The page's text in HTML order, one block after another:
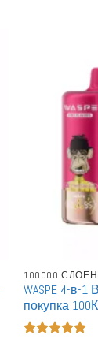
100000
WASPE 4-в-
покупка